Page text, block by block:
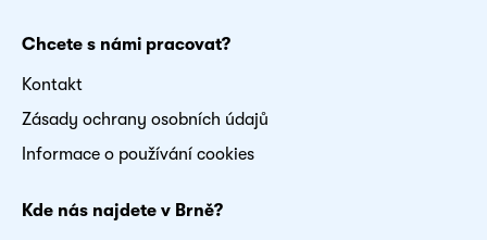
Chcete s námi pracovat?
Kontakt
Zásady ochrany osobních údajů
Informace o používání cookies
Kde nás najdete v Brně?